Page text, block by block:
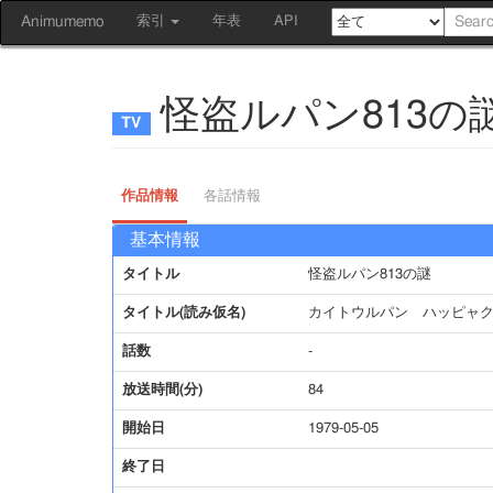
Animumemo 索引 年表 API
怪盗ルパン813の
作品情報 各話情報
基本情報
タイトル 怪盗ルパン813の謎
タイトル(読み仮名) カイトウルパン ハッピャ
話数 -
放送時間(分) 84
開始日 1979-05-05
終了日